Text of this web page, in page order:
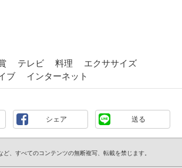
テレビ 料理
エクササイズ
ブ インターネット
シェア 送る
ど、すべてのコンテンツの無断複写、転載を禁じます。